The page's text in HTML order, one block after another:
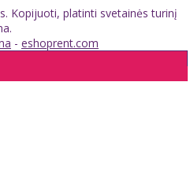
Kopijuoti, platinti svetainės turinį
- eshoprent.com